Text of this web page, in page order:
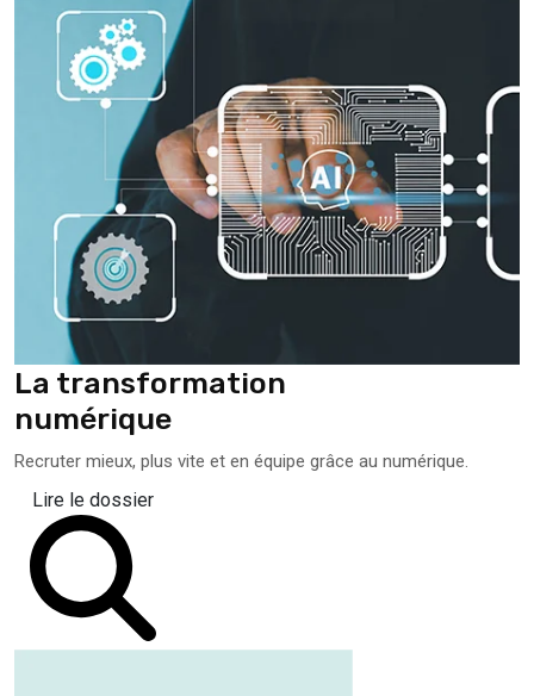
La transformation
numérique
Recruter mieux, plus vite et en équipe grâce au numérique.
Lire le dossier